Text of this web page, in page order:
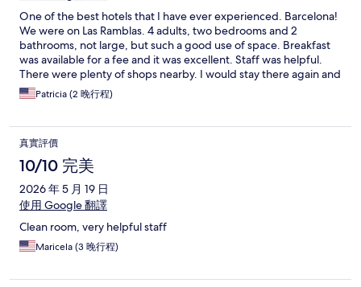
One of the best hotels that I have ever experienced. Barcelona!
We were on Las Ramblas. 4 adults, two bedrooms and 2
bathrooms, not large, but such a good use of space. Breakfast
was available for a fee and it was excellent. Staff was helpful.
There were plenty of shops nearby. I would stay there again and
would recommend.
Patricia (2 晚行程)
真實評價
10/10 完美
2026 年 5 月 19 日
使用 Google 翻譯
Clean room, very helpful staff
Maricela (3 晚行程)